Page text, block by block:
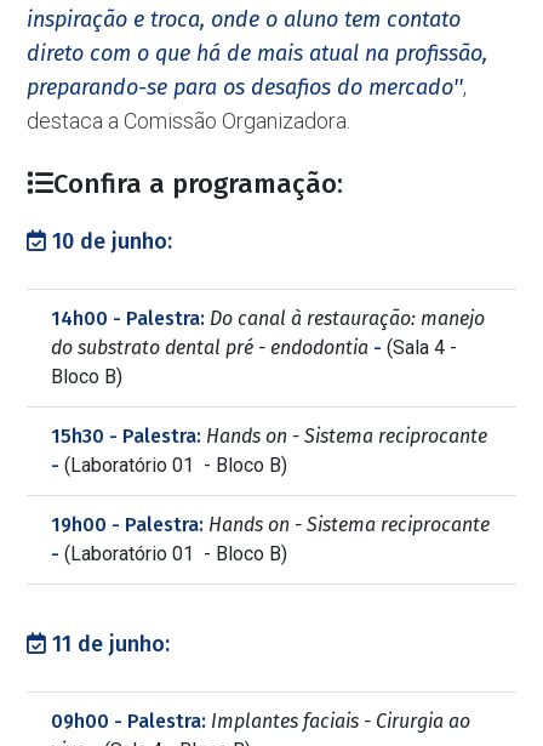
inspiração e troca, onde o aluno tem contato
direto com o que há de mais atual na profissão,
preparando-se para os desafios do mercado'',
destaca a Comissão Organizadora.
Confira a programação:
10 de junho:
14h00 - Palestra: Do canal à restauração: manejo
do substrato dental pré - endodontia -(Sala 4 -
Bloco B)
15h30 - Palestra: Hands on - Sistema reciprocante
-(Laboratório 01 - Bloco B)
19h00 - Palestra: Hands on - Sistema reciprocante
-(Laboratório 01 - Bloco B)
11 de junho:
09h00 - Palestra: Implantes faciais - Cirurgia ao